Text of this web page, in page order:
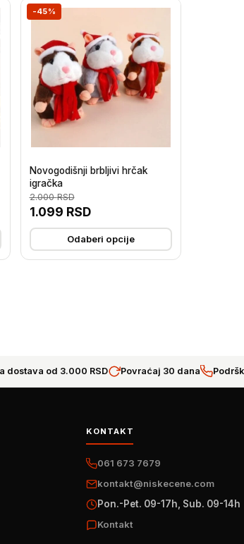
-45%
Novogodišnji brbljivi hrčak
igračka
1.099 RSD
2.000RSD
Odaberi opcije
dostava od 3.000 RSD Povraćaj 30 dana
KONTAKT
061 673 7679
kontakt@niskecene.com
Pon.-Pet. 09-17h, Sub. 09-14h
Kontakt